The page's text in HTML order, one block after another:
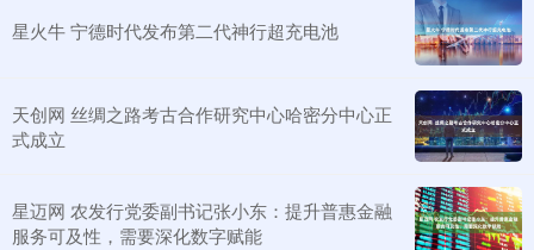
星火牛 宁德时代发布第二代神行超充电池
天创网 丝绸之路考古合作研究中心哈密分中心正
式成立
星迈网 农发行党委副书记张小东：提升普惠金融
服务可及性，需要深化数字赋能